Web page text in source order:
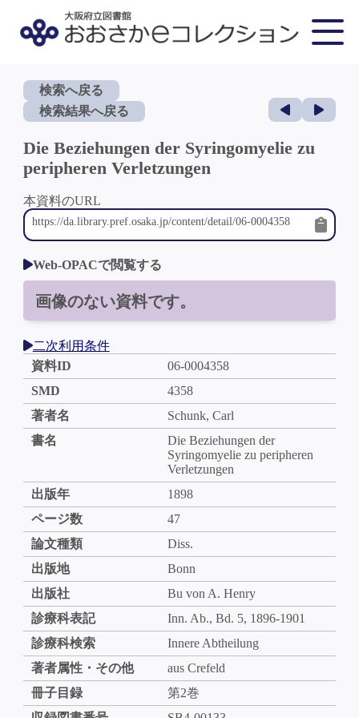
検索へ戻る
検索結果へ戻る
Die Beziehungen der Syringomyelie zu
peripheren Verletzungen
本資料のURL
Web-OPACで閲覧する
画像のない資料です。
二次利用条件
資料ID
06-0004358
SMD
4358
著者名
Schunk, Carl
書名
Die Beziehungen der
Syringomyelie zu peripheren
Verletzungen
出版年
1898
ページ数
47
論文種類
Diss.
出版地
Bonn
出版社
Bu von A. Henry
診療科表記
Inn. Ab., Bd. 5, 1896-1901
診療科検索
Innere Abtheilung
著者属性・その他
aus Crefeld
冊子目録
第2巻